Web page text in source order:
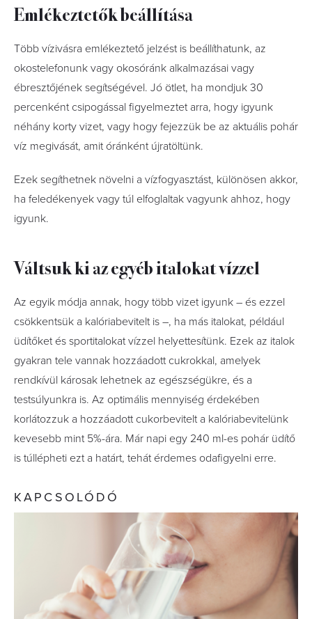
Emlékeztetők beállítása
Több vízivásra emlékeztető jelzést is beállíthatunk, az
okostelefonunk vagy okosóránk alkalmazásai vagy
ébresztőjének segítségével. Jó ötlet, ha mondjuk 30
percenként csipogással figyelmeztet arra, hogy igyunk
néhány korty vizet, vagy hogy fejezzük be az aktuális pohár
víz megivását, amit óránként újratöltünk.
Ezek segíthetnek növelni a vízfogyasztást, különösen akkor,
ha feledékenyek vagy túl elfoglaltak vagyunk ahhoz, hogy
igyunk.
Váltsuk ki az egyéb italokat vízzel
Az egyik módja annak, hogy több vizet igyunk – és ezzel
csökkentsük a kalóriabevitelt is –, ha más italokat, például
üdítőket és sportitalokat vízzel helyettesítünk. Ezek az italok
gyakran tele vannak hozzáadott cukrokkal, amelyek
rendkívül károsak lehetnek az egészségükre, és a
testsúlyunkra is. Az optimális mennyiség érdekében
korlátozzuk a hozzáadott cukorbevitelt a kalóriabevitelünk
kevesebb mint 5%-ára. Már napi egy 240 ml-es pohár üdítő
is túllépheti ezt a határt, tehát érdemes odafigyelni erre.
KAPCSOLÓDÓ